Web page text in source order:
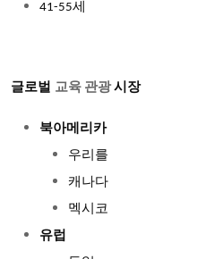
41-55세
글로벌 교육 관광시장
북아메리카
우리를
캐나다
멕시코
유럽